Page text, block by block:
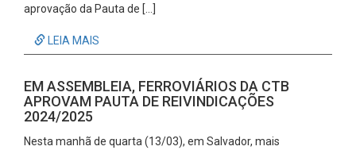
aprovação da Pauta de […]
LEIA MAIS
EM ASSEMBLEIA, FERROVIÁRIOS DA CTB
APROVAM PAUTA DE REIVINDICAÇÕES
2024/2025
Nesta manhã de quarta (13/03), em Salvador, mais